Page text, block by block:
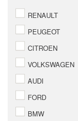
RENAULT
PEUGEOT
CITROEN
VOLKSWAGEN
AUDI
FORD
BMW